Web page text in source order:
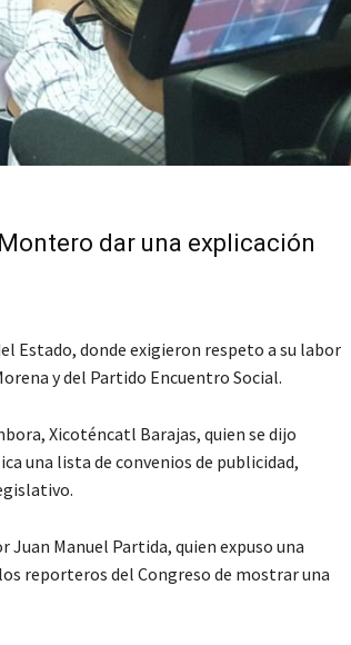
dar una explicación
Estado, donde exigieron respeto a su labor
y del Partido Encuentro Social.
Xicoténcatl Barajas, quien se dijo
una lista de convenios de publicidad,
Manuel Partida, quien expuso una
reporteros del Congreso de mostrar una